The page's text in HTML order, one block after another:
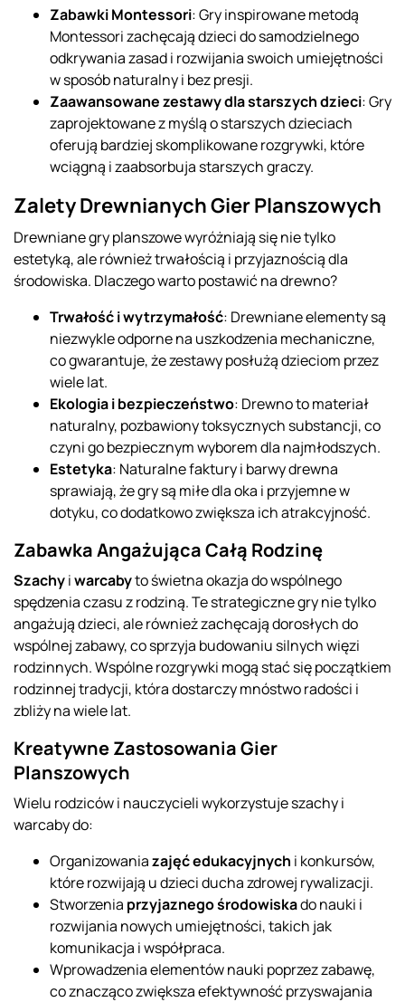
Zabawki Montessori: Gry inspirowane metodą
Montessori zachęcają dzieci do samodzielnego
odkrywania zasad i rozwijania swoich umiejętności
w sposób naturalny i bez presji.
Zaawansowane zestawy dla starszych dzieci: Gry
zaprojektowane z myślą o starszych dzieciach
oferują bardziej skomplikowane rozgrywki, które
wciągną i zaabsorbuja starszych graczy.
Zalety Drewnianych Gier Planszowych
Drewniane gry planszowe wyróżniają się nie tylko
estetyką, ale również trwałością i przyjaznością dla
środowiska. Dlaczego warto postawić na drewno?
Trwałość i wytrzymałość: Drewniane elementy są
niezwykle odporne na uszkodzenia mechaniczne,
co gwarantuje, że zestawy posłużą dzieciom przez
wiele lat.
Ekologia i bezpieczeństwo: Drewno to materiał
naturalny, pozbawiony toksycznych substancji, co
czyni go bezpiecznym wyborem dla najmłodszych.
Estetyka: Naturalne faktury i barwy drewna
sprawiają, że gry są miłe dla oka i przyjemne w
dotyku, co dodatkowo zwiększa ich atrakcyjność.
Zabawka Angażująca Całą Rodzinę
Szachyiwarcabyto świetna okazja do wspólnego
spędzenia czasu z rodziną. Te strategiczne gry nie tylko
angażują dzieci, ale również zachęcają dorosłych do
wspólnej zabawy, co sprzyja budowaniu silnych więzi
rodzinnych. Wspólne rozgrywki mogą stać się początkiem
rodzinnej tradycji, która dostarczy mnóstwo radości i
zbliży na wiele lat.
Kreatywne Zastosowania Gier
Planszowych
Wielu rodziców i nauczycieli wykorzystuje szachy i
warcaby do:
Organizowaniazajęć edukacyjnych i konkursów,
które rozwijają u dzieci ducha zdrowej rywalizacji.
Stworzenia przyjaznego środowiskado nauki i
rozwijania nowych umiejętności, takich jak
komunikacja i współpraca.
Wprowadzenia elementów nauki poprzez zabawę,
co znacząco zwiększa efektywność przyswajania